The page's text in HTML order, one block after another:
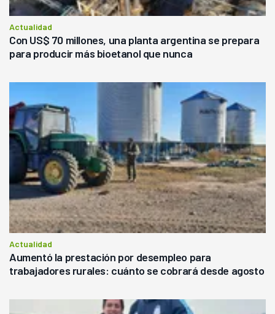
Actualidad
Con US$ 70 millones, una planta argentina se prepara
para producir más bioetanol que nunca
Actualidad
Aumentó la prestación por desempleo para
trabajadores rurales: cuánto se cobrará desde agosto